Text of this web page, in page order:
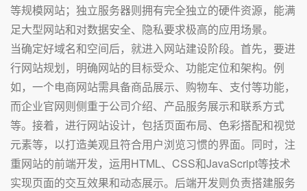
等规模网站；独立服务器则拥有完全独立的硬件资源，能满
足大型网站和对数据安全、隐私要求极高的应用场景。
当确定好域名和空间后，就进入网站建设阶段。首先，要进
行网站规划，明确网站的目标受众、功能定位和架构。例
如，一个电商网站需具备商品展示、购物车、支付等功能，
而企业官网则侧重于公司介绍、产品服务展示和联系方式
等。接着，进行网站设计，包括页面布局、色彩搭配和视觉
元素等，以打造美观且符合用户浏览习惯的界面。同时，注
重网站的前端开发，运用HTML、CSS和JavaScript等技术
实现页面的交互效果和动态展示。后端开发则负责搭建服务